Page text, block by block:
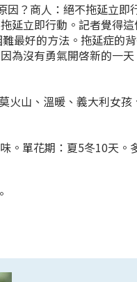
？商人：絕不拖延立即
延立即行動。記者覺得
最好的方法。拖延症的
為沒有勇氣開啓新的一
火山、溫暖、義大利女孩
。單花期：夏5冬10天。